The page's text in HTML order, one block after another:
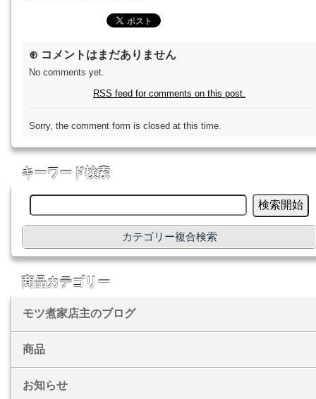
⊕ コメントはまだありません
No comments yet.
RSS feed for comments on this post.
Sorry, the comment form is closed at this time.
キーワード検索
カテゴリー複合検索
商品カテゴリー
モツ煮家店主のブログ
商品
お知らせ